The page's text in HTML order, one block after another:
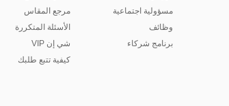
مسؤولية اجتماعية
وظائف
برنامج شركاء
مرجع المقاس
الأسئلة المتكررة
شي إن VIP
كيفية تتبع طلبك